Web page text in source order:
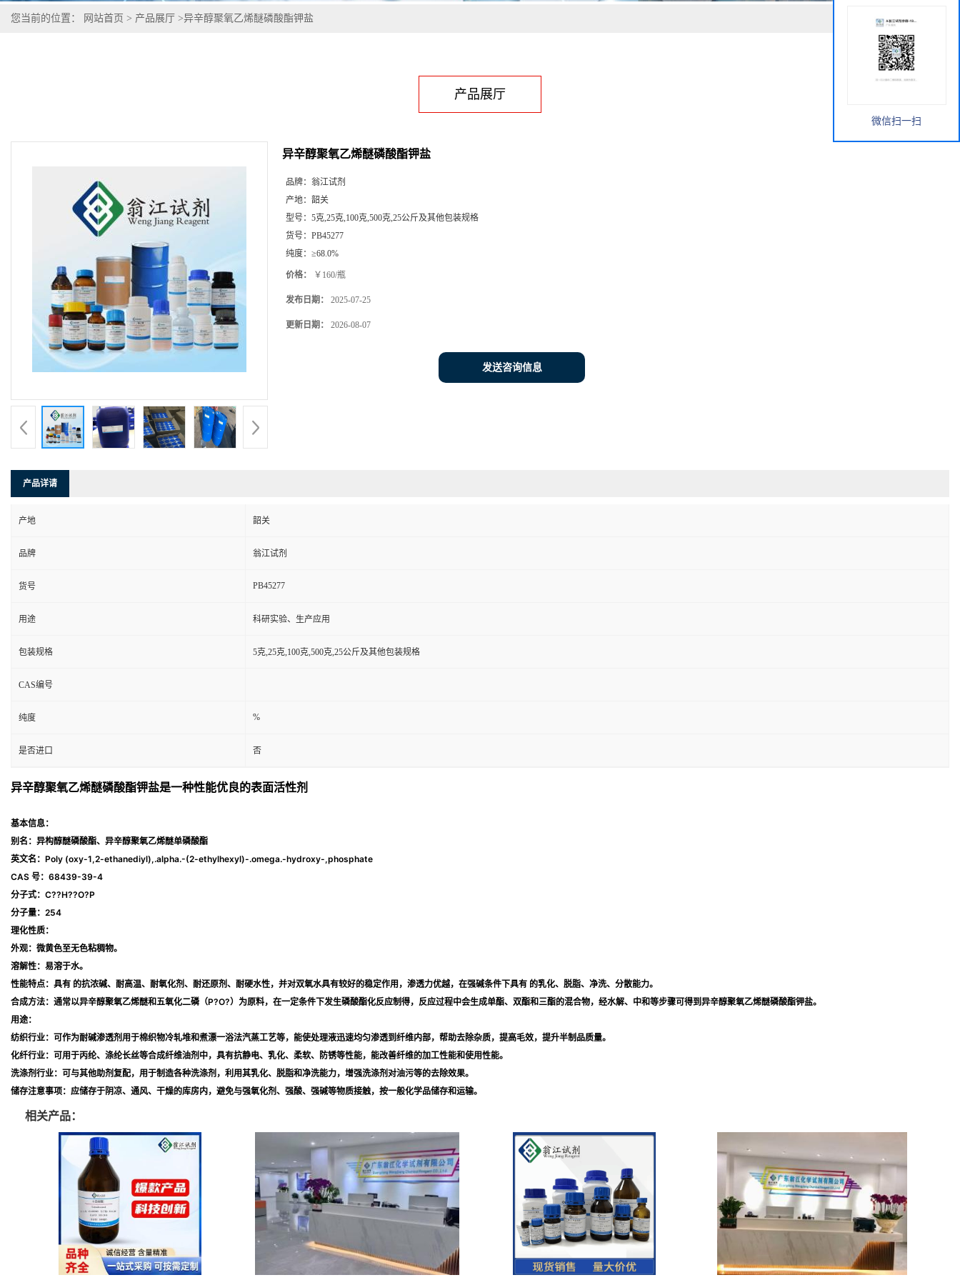
您当前的位置： 网站首页 > 产品展厅 >异辛醇聚氧乙烯醚磷酸酯钾盐
产品展厅
异辛醇聚氧乙烯醚磷酸酯钾盐
品牌： 翁江试剂
产地： 韶关
型号： 5克,25克,100克,500克,25公斤及其他包装规格
货号： PB45277
纯度： ≥68.0%
价格： ￥160/瓶
发布日期： 2025-07-25
更新日期： 2026-08-07
发送咨询信息
产品详请
产地 韶关
品牌 翁江试剂
货号 PB45277
用途 科研实验、生产应用
包装规格 5克,25克,100克,500克,25公斤及其他包装规格
CAS编号
纯度 %
是否进口 否
异辛醇聚氧乙烯醚磷酸酯钾盐是一种性能优良的表面活性剂
基本信息：
别名：异构醇醚磷酸酯、异辛醇聚氧乙烯醚单磷酸酯
英文名：Poly (oxy-1,2-ethanediyl),.alpha.-(2-ethylhexyl)-.omega.-hydroxy-,phosphate
CAS 号：68439-39-4
分子式：C??H??O?P
分子量：254
理化性质：
外观：微黄色至无色粘稠物。
溶解性：易溶于水。
性能特点：具有 的抗浓碱、耐高温、耐氧化剂、耐还原剂、耐硬水性，并对双氧水具有较好的稳定作用，渗透力优越，在强碱条件下具有 的乳化、脱脂、净洗、分散能力。
合成方法：通常以异辛醇聚氧乙烯醚和五氧化二磷（P?O?）为原料，在一定条件下发生磷酸酯化反应制得，反应过程中会生成单酯、双酯和三酯的混合物，经水解、中和等步骤可得到异辛醇聚氧乙烯醚磷酸酯钾盐。
用途：
纺织行业：可作为耐碱渗透剂用于棉织物冷轧堆和煮漂一浴法汽蒸工艺等，能使处理液迅速均匀渗透到纤维内部，帮助去除杂质，提高毛效，提升半制品质量。
化纤行业：可用于丙纶、涤纶长丝等合成纤维油剂中，具有抗静电、乳化、柔软、防锈等性能，能改善纤维的加工性能和使用性能。
洗涤剂行业：可与其他助剂复配，用于制造各种洗涤剂，利用其乳化、脱脂和净洗能力，增强洗涤剂对油污等的去除效果。
储存注意事项：应储存于阴凉、通风、干燥的库房内，避免与强氧化剂、强酸、强碱等物质接触，按一般化学品储存和运输。
相关产品：
微信扫一扫